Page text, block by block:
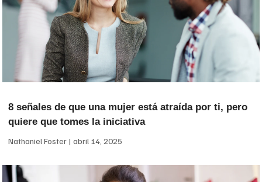
8 señales de que una mujer está atraída por ti, pero
quiere que tomes la iniciativa
Nathaniel Foster abril 14, 2025